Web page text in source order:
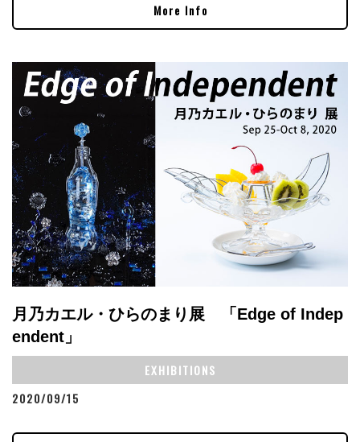
More Info
月乃カエル・ひらのまり展 「Edge of Indep
endent」
EXHIBITIONS
2020/09/15